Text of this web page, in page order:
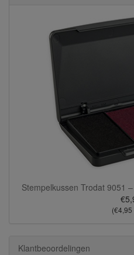
Stempelkussen Trodat 9051
(€4,95
Klantbeoordelingen